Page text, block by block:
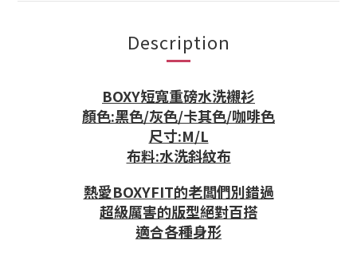
Description
BOXY短寬重磅水洗襯衫
顏色:黑色/灰色/卡其色/咖啡色
尺寸:M/L
布料:水洗斜紋布
熱愛BOXYFIT的老闆們別錯過
超級厲害的版型絕對百搭
適合各種身形